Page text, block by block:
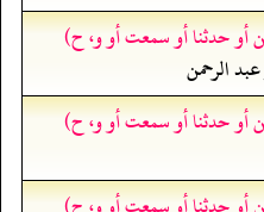
أو حدثنا أو سمعت أو و، ح)
الرحمن
أو حدثنا أو سمعت أو و، ح)